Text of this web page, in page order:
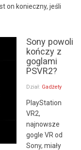
on konieczny, jeśli
Sony powoli
kończy z
goglami
PSVR2?
Dział: Gadżety
PlayStation
VR2,
najnowsze
gogle VR od
Sony, miały